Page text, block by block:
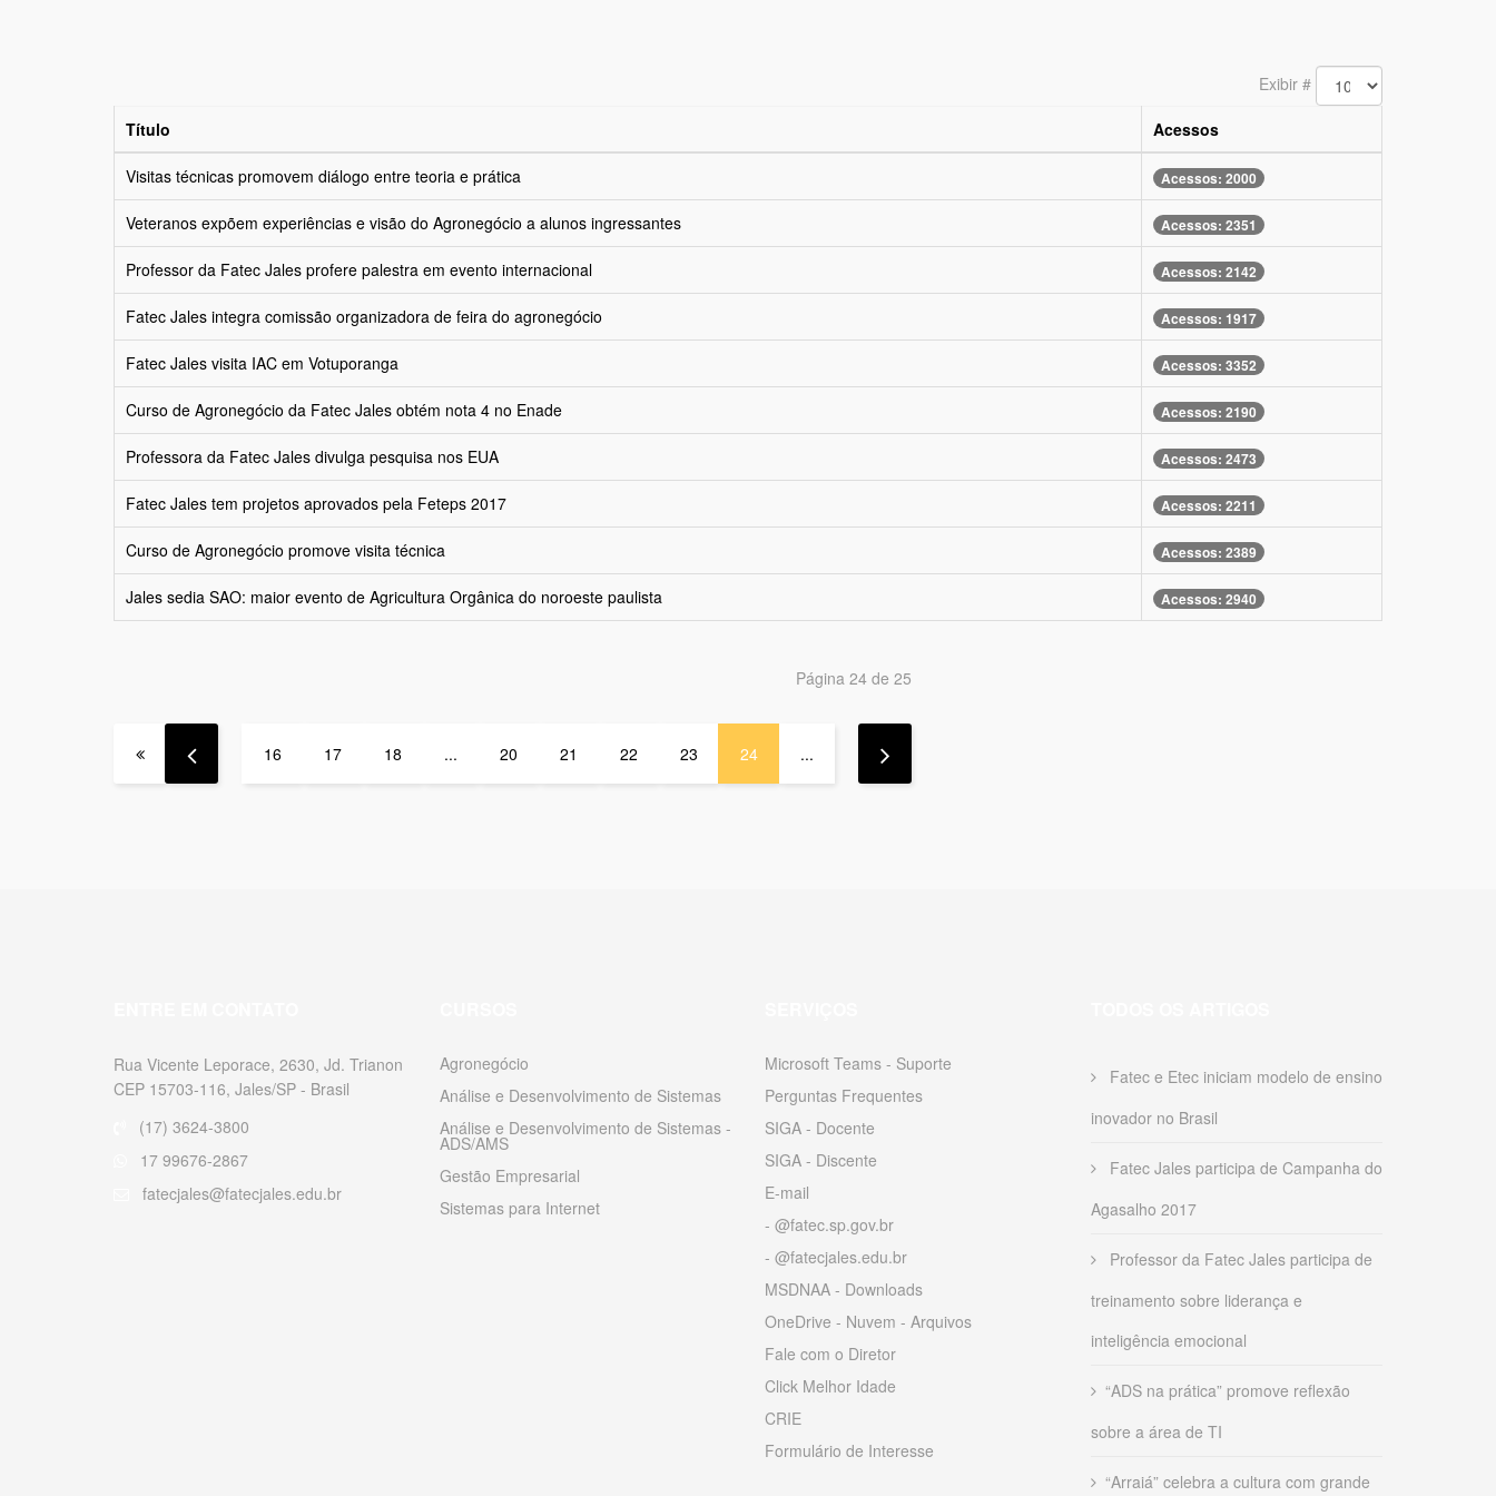
Exibir #
Título Acessos
Visitas técnicas promovem diálogo entre teoria e prática Acessos: 2000
Veteranos expõem experiências e visão do Agronegócio a alunos ingressantes Acessos: 2351
Professor da Fatec Jales profere palestra em evento internacional Acessos: 2142
Fatec Jales integra comissão organizadora de feira do agronegócio Acessos: 1917
Fatec Jales visita IAC em Votuporanga Acessos: 3352
Curso de Agronegócio da Fatec Jales obtém nota 4 no Enade Acessos: 2190
Professora da Fatec Jales divulga pesquisa nos EUA Acessos: 2473
Fatec Jales tem projetos aprovados pela Feteps 2017 Acessos: 2211
Curso de Agronegócio promove visita técnica Acessos: 2389
Jales sedia SAO: maior evento de Agricultura Orgânica do noroeste paulista Acessos: 2940
Página 24 de 25
16 17 18 ... 20 21 22 23 24 ...
Rua Vicente Leporace, 2630, Jd. Trianon
CEP 15703-116, Jales/SP - Brasil
(17) 3624-3800
17 99676-2867
fatecjales@fatecjales.edu.br
Agronegócio
Análise e Desenvolvimento de Sistemas
Análise e Desenvolvimento de Sistemas -
ADS/AMS
Gestão Empresarial
Sistemas para Internet
Microsoft Teams - Suporte
Perguntas Frequentes
SIGA - Docente
SIGA - Discente
E-mail
- @fatec.sp.gov.br
- @fatecjales.edu.br
MSDNAA - Downloads
OneDrive - Nuvem - Arquivos
Fale com o Diretor
Click Melhor Idade
CRIE
Formulário de Interesse
Fatec e Etec iniciam modelo de ensino
inovador no Brasil
Fatec Jales participa de Campanha do
Agasalho 2017
Professor da Fatec Jales participa de
treinamento sobre liderança e
inteligência emocional
“ADS na prática” promove reflexão
sobre a área de TI
“Arraiá” celebra a cultura com grande